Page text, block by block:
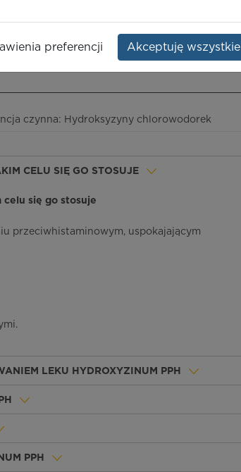
czynna: Hydroksyzyny chlorowodorek
CELU SIĘ GO STOSUJE
celu się go stosuje
przeciwhistaminowym, uspokajającym
LEKU HYDROXYZINUM PPH
PPH
preferencji Akceptuję wszystkie